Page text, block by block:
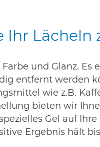
Ihr Lächeln
und Glanz.
entfernt werden
wie z.B.
bieten wir
Gel auf
Ergebnis hält